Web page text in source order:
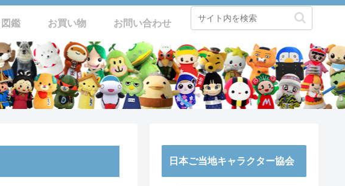
鑑 お買い物 お問い合わせ
日本ご当地キャラクター協会